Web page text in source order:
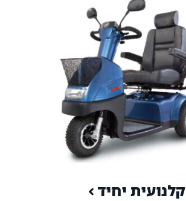
קלנועית יחיד